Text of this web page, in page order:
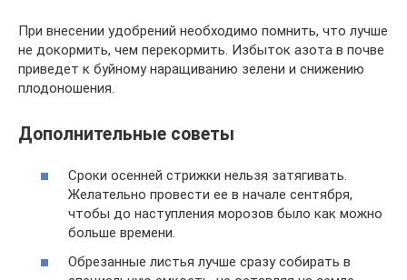
При внесении удобрений необходимо помнить, что лучше
не докормить, чем перекормить. Избыток азота в почве
приведет к буйному наращиванию зелени и снижению
плодоношения.
Дополнительные советы
Сроки осенней стрижки нельзя затягивать.
Желательно провести ее в начале сентября,
чтобы до наступления морозов было как можно
больше времени.
Обрезанные листья лучше сразу собирать в